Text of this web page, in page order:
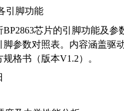
引脚功能
BP2863芯片的引脚功能及
脚参数对照表。内容涵盖驱
格书（版本V1.2）。